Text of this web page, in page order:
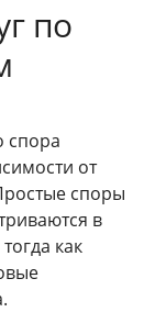
по
спора
от
споры
в
как